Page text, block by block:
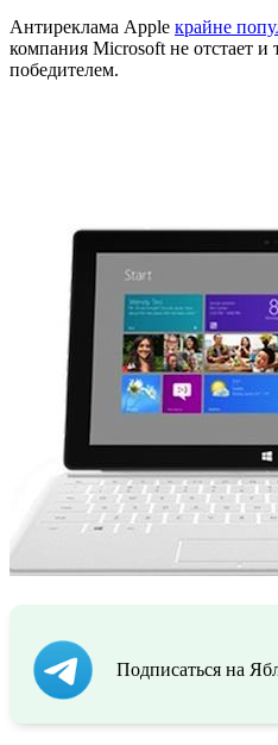
Антиреклама Apple крайне
компания Microsoft не отстает и
победителем.
Подписаться на